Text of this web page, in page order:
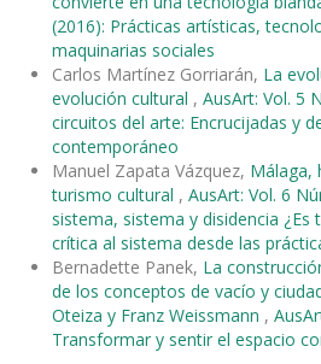
(2016): Prácticas artísticas,
maquinarias sociales
Carlos Martínez Gorriarán, La
evolución cultural , AusArt: Vol. 5
circuitos del arte: Encrucijadas y
contemporáneo
Manuel Zapata Vázquez, Málaga,
turismo cultural , AusArt: Vol. 6
sistema, sistema y disidencia ¿Es
crítica al sistema desde las
Bernadette Panek, La
de los conceptos de vacío y
Oteiza y Franz Weissmann ,
Transformar y sentir el espacio